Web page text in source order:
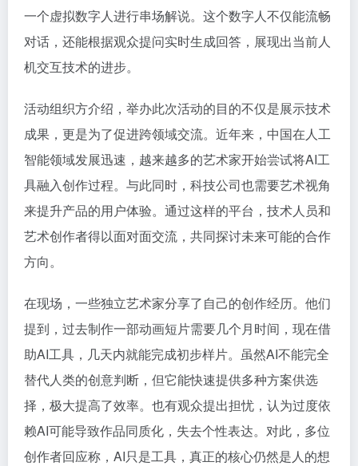
一个虚拟数字人进行串场解说。这个数字人不仅能流畅
对话，还能根据观众提问实时生成回答，展现出当前人
机交互技术的进步。
活动组织方介绍，举办此次活动的目的不仅是展示技术
成果，更是为了促进跨领域交流。近年来，中国在人工
智能领域发展迅速，越来越多的艺术家开始尝试将AI工
具融入创作过程。与此同时，科技公司也需要艺术视角
来提升产品的用户体验。通过这样的平台，技术人员和
艺术创作者得以面对面交流，共同探讨未来可能的合作
方向。
在现场，一些独立艺术家分享了自己的创作经历。他们
提到，过去制作一部动画短片需要几个月时间，现在借
助AI工具，几天内就能完成初步样片。虽然AI不能完全
替代人类的创意判断，但它能快速提供多种方案供选
择，极大提高了效率。也有观众提出担忧，认为过度依
赖AI可能导致作品同质化，失去个性表达。对此，多位
创作者回应称，AI只是工具，真正的核心仍然是人的想